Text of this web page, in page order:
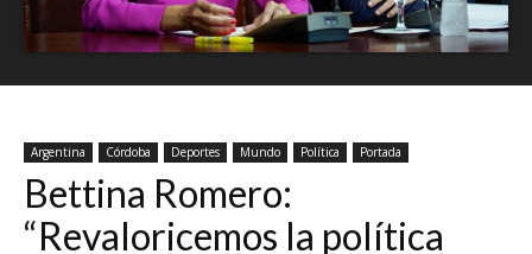
Argentina Córdoba Deportes Mundo Política Portada
Bettina Romero:
“Revaloricemos la política